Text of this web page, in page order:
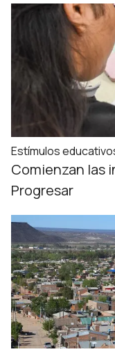
Estímulos
Comienzan las
Progresar